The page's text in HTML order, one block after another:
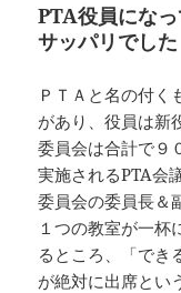
PTA役員にな
サッパリでした
ＰＴＡと名の付く
があり、役員は新
委員会は合計で９
実施されるPTA会
委員会の委員長＆
１つの教室が一杯
るところ、「でき
が絶対に出席とい